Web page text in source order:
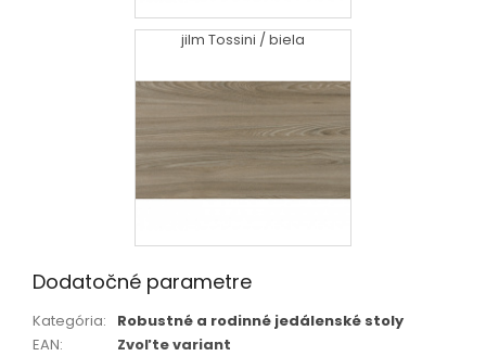
jilm Tossini / biela
Dodatočné parametre
Kategória:
Robustné a rodinné jedálenské stoly
EAN: Zvoľte variant